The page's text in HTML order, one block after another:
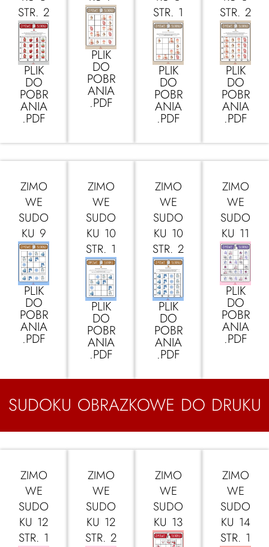
STR. 2
PLIK
DO
POBR
ANIA
.PDF
PLIK
DO
POBR
ANIA
.PDF
STR. 1
PLIK
DO
POBR
ANIA
.PDF
STR. 2
PLIK
DO
POBR
ANIA
.PDF
ZIMO
WE
SUDO
KU 9
PLIK
DO
POBR
ANIA
.PDF
ZIMO
WE
SUDO
KU 10
STR. 1
PLIK
DO
POBR
ANIA
.PDF
ZIMO
WE
SUDO
KU 10
STR. 2
PLIK
DO
POBR
ANIA
.PDF
ZIMO
WE
SUDO
KU 11
PLIK
DO
POBR
ANIA
.PDF
SUDOKU OBRAZKOWE DO DRUKU
ZIMO
WE
SUDO
KU 12
STR. 1
ZIMO
WE
SUDO
KU 12
STR. 2
ZIMO
WE
SUDO
KU 13
ZIMO
WE
SUDO
KU 14
STR. 1